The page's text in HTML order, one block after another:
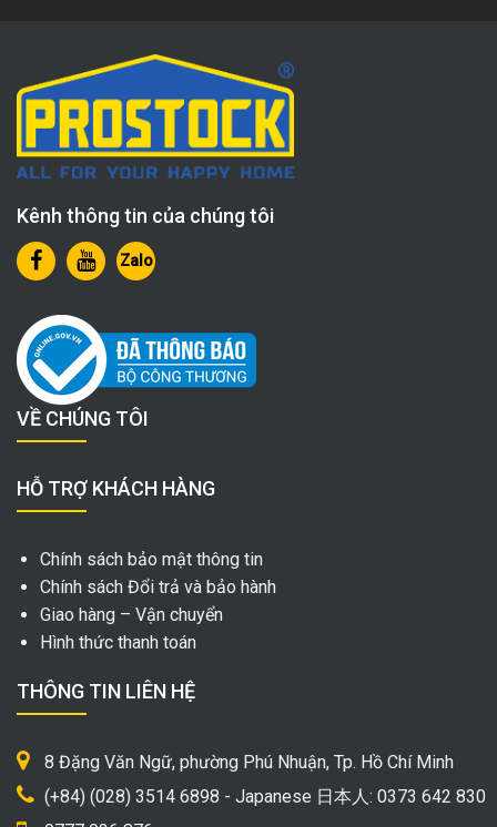
Kênh thông tin của chúng tôi
Zalo
VỀ CHÚNG TÔI
HỖ TRỢ KHÁCH HÀNG
Chính sách bảo mật thông tin
Chính sách Đổi trả và bảo hành
Giao hàng – Vận chuyển
Hình thức thanh toán
THÔNG TIN LIÊN HỆ
8 Đặng Văn Ngữ, phường Phú Nhuận, Tp. Hồ Chí Minh
(+84) (028) 3514 6898 - Japanese 日本人: 0373 642 830